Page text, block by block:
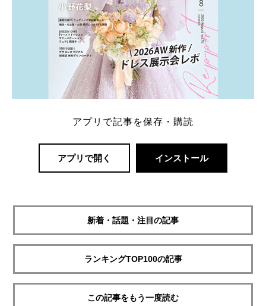
アプリで記事を保存・購読
アプリで開く インストール
新着・話題・注目の記事
ランキングTOP100の記事
この記事をもう一度読む